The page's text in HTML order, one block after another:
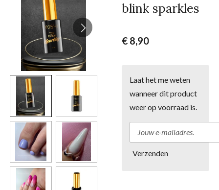
blink sparkles
€ 8,90
Laat het me weten
wanneer dit product
weer op voorraad is.
Verzenden